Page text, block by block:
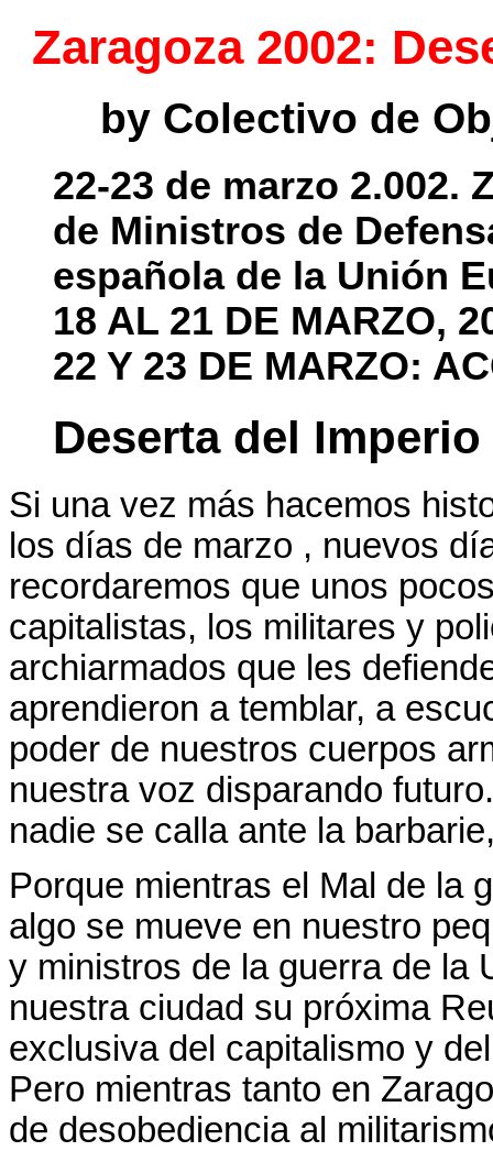
Zaragoza 2002:
by Colectivo de
22-23 de marzo 2.002.
de Ministros de
española de la Unión
18 AL 21 DE MARZO,
22 Y 23 DE MARZO:
Deserta del
Si una vez más hacemos
los días de marzo , nuevos
recordaremos que unos
capitalistas, los militares y
archiarmados que les
aprendieron a temblar, a
poder de nuestros cuerpos
nuestra voz disparando
nadie se calla ante la
Porque mientras el Mal de la
algo se mueve en nuestro
y ministros de la guerra de la
nuestra ciudad su próxima
exclusiva del capitalismo y
Pero mientras tanto en
de desobediencia al